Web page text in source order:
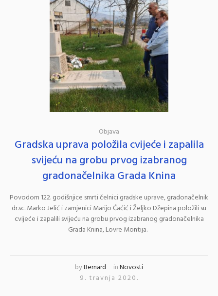
Objava
Gradska uprava položila cvijeće i zapalila
svijeću na grobu prvog izabranog
gradonačelnika Grada Knina
Povodom 122. godišnjice smrti čelnici gradske uprave, gradonačelnik
dr.sc. Marko Jelić i zamjenici Marijo Ćaćić i Željko Džepina položili su
cvijeće i zapalili svijeću na grobu prvog izabranog gradonačelnika
Grada Knina, Lovre Montija.
byBernard inNovosti
9. travnja 2020.